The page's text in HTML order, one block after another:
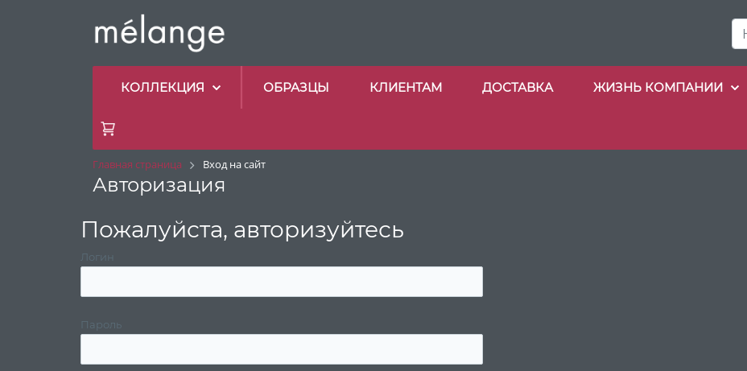
КОЛЛЕКЦИЯ ОБРАЗЦЫ КЛИЕНТАМ ДОСТАВКА ЖИЗНЬ КОМПАНИИ
Главная страница Вход на сайт
Авторизация
Пожалуйста, авторизуйтесь
Логин
Пароль